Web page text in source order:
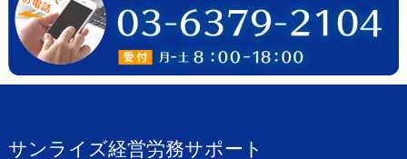
サンライズ経営労務サポート